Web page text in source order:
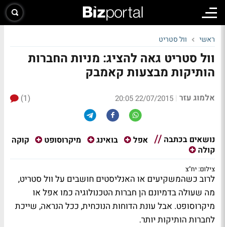
ראשי וול סטריט
וול סטריט גאה להציג: מניות החברות
הותיקות מבצעות קאמבק
אלמוג עזר |
22/07/2015 20:05
(1)
נושאים בכתבה אפל בואינג מיקרוסופט
קוקה
קולה
צילום: יח"צ
לרוב כשהמשקיעים או האנליסטים חושבים על וול סטריט,
מה שעולה בדמיונם הן חברות הטכנולוגיה כמו אפל או
מיקרוסופט. אבל עונת הדוחות הנוכחית, ככל הנראה, שייכת
לחברות הותיקות יותר.